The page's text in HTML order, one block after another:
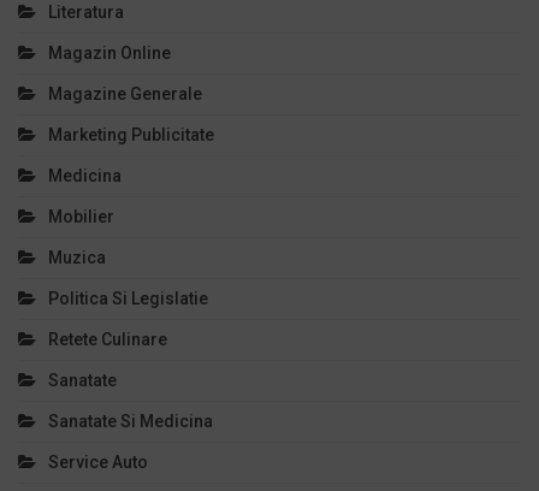
Literatura
Magazin Online
Magazine Generale
Marketing Publicitate
Medicina
Mobilier
Muzica
Politica Si Legislatie
Retete Culinare
Sanatate
Sanatate Si Medicina
Service Auto